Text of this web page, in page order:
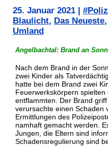
25. Januar 2021
Blaulicht, Das Neueste,
Umland
Angelbachtal: Brand an
Nach dem Brand in der
zwei Kinder als
hatte bei dem Brand zwei
Feuerwerkskörpern spielten
entflammten. Der Brand
verursachte einen Schaden
Ermittlungen des
namhaft gemacht werden.
Jungen, die Eltern sind
Schadensregulierung sind